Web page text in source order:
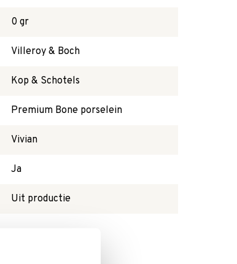
0 gr
Villeroy & Boch
Kop & Schotels
Premium Bone porselein
Vivian
Ja
Uit productie